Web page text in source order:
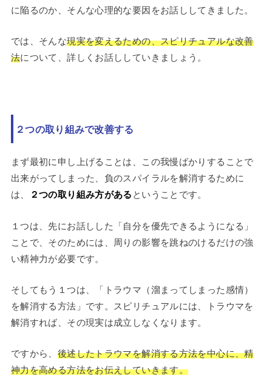
に陥るのか、そんな心理的な要因をお話ししてきました。
では、そんな現実を変えるための、スピリチュアルな改善
法について、詳しくお話ししていきましょう。
２つの取り組みで改善する
まず最初に申し上げることは、この我慢ばかりすることで
出来がってしまった、負のスパイラルを解消するために
は、
２つの取り組み方があるということです。
１つは、先にお話しした「自分を優先できるようになる」
ことで、そのためには、周りの影響を跳ねのけるだけの強
い精神力が必要です。
そしてもう１つは、「トラウマ（溜まってしまった感情）
を解消する方法」です。スピリチュアルには、トラウマを
解消すれば、その現実は成立しなくなります。
ですから、 後述したトラウマを解消する方法を中心に、精
神力を高める方法をお伝えしていきます。